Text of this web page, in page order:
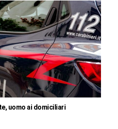
uomo ai domiciliari